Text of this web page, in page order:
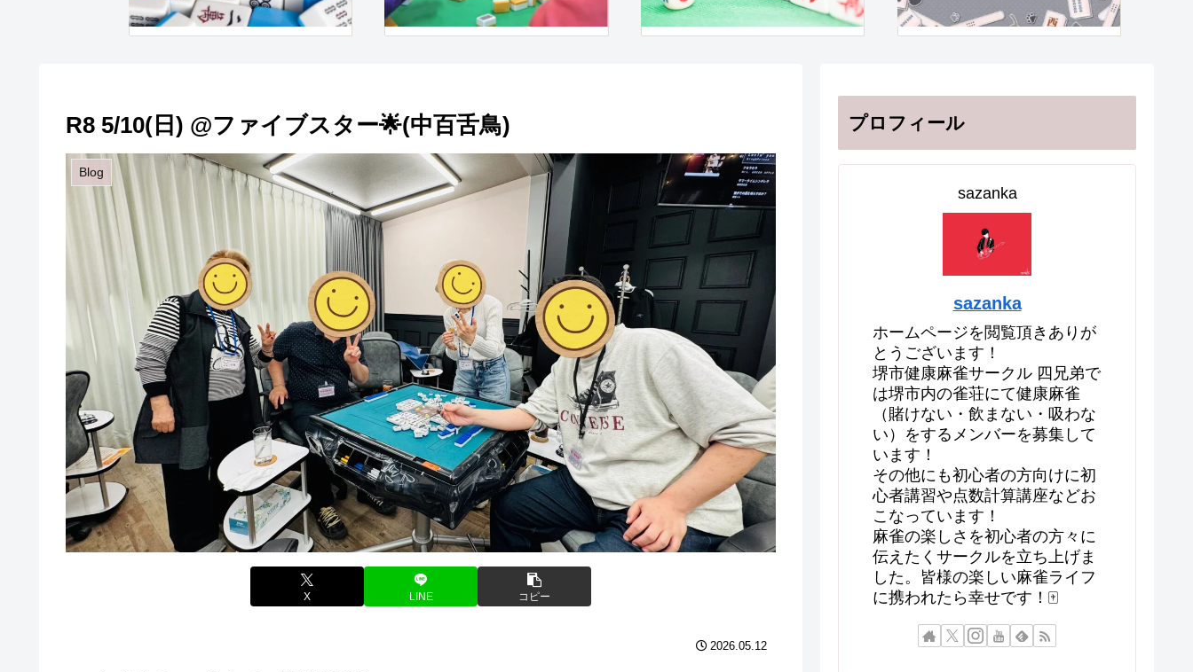
R8 5/10(日) @ファイブスター🌟(中百舌鳥)
Blog
X LINE コピー
2026.05.12
プロフィール
sazanka
sazanka
ホームページを閲覧頂きありが
とうございます！
堺市健康麻雀サークル 四兄弟で
は堺市内の雀荘にて健康麻雀
（賭けない・飲まない・吸わな
い）をするメンバーを募集して
います！
その他にも初心者の方向けに初
心者講習や点数計算講座などお
こなっています！
麻雀の楽しさを初心者の方々に
伝えたくサークルを立ち上げま
した。皆様の楽しい麻雀ライフ
に携われたら幸せです！🀄